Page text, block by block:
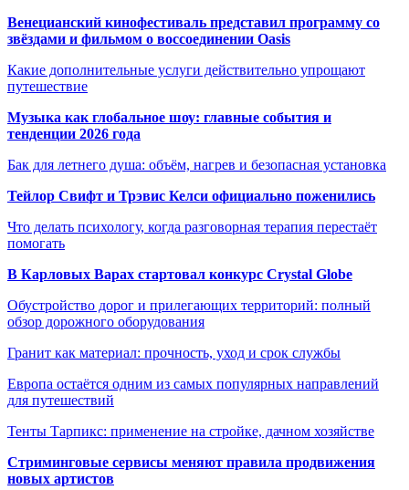
Венецианский кинофестиваль представил программу со
звёздами и фильмом о воссоединении Oasis
Какие дополнительные услуги действительно упрощают
путешествие
Музыка как глобальное шоу: главные события и
тенденции 2026 года
Бак для летнего душа: объём, нагрев и безопасная установка
Тейлор Свифт и Трэвис Келси официально поженились
Что делать психологу, когда разговорная терапия перестаёт
помогать
В Карловых Варах стартовал конкурс Crystal Globe
Обустройство дорог и прилегающих территорий: полный
обзор дорожного оборудования
Гранит как материал: прочность, уход и срок службы
Европа остаётся одним из самых популярных направлений
для путешествий
Тенты Тарпикс: применение на стройке, дачном хозяйстве
Стриминговые сервисы меняют правила продвижения
новых артистов